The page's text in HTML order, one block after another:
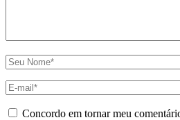
Concordo em tornar meu